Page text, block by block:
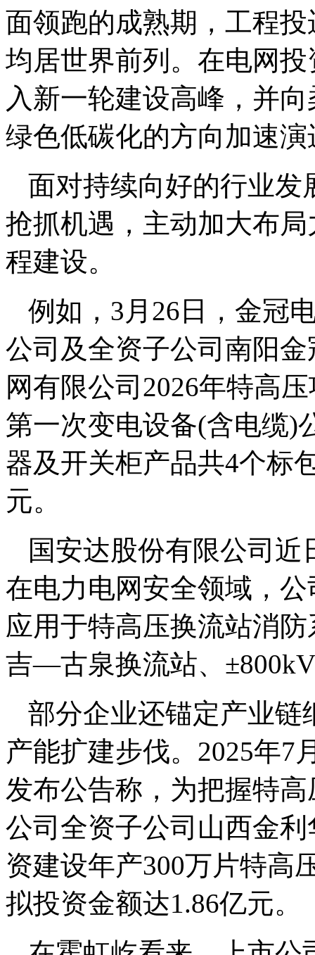
面领跑的成熟期，工程
均居世界前列。在电网
入新一轮建设高峰，并
绿色低碳化的方向加速演
面对持续向好的行业发
抢抓机遇，主动加大布
程建设。
例如，3月26日，金冠
公司及全资子公司南阳
网有限公司2026年特高
第一次变电设备(含电缆)
器及开关柜产品共4个标
元。
国安达股份有限公司
在电力电网安全领域，
应用于特高压换流站消
吉—古泉换流站、
部分企业还锚定产业链
产能扩建步伐。2025年7
发布公告称，为把握特
公司全资子公司山西金
资建设年产300万片特高
拟投资金额达1.86亿元。